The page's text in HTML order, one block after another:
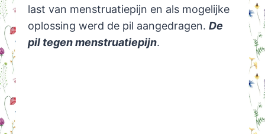
last van menstruatiepijn en als mogelijke
oplossing werd de pil aangedragen. De
pil tegen menstruatiepijn.